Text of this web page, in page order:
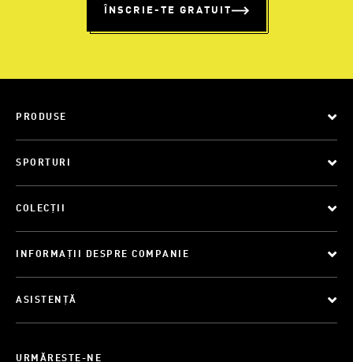
ÎNSCRIE-TE GRATUIT
PRODUSE
SPORTURI
COLECȚII
INFORMAȚII DESPRE COMPANIE
ASISTENȚĂ
URMĂREȘTE-NE